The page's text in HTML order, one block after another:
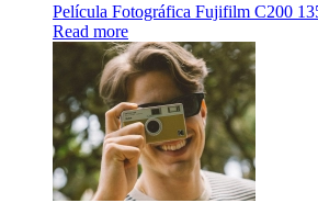
Película Fotográfica Fujifilm C200
Read more